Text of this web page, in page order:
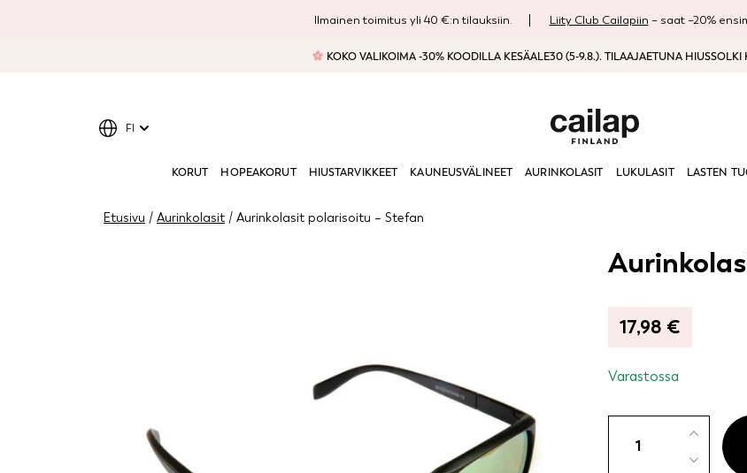
Ilmainen toimitus yli 40 €:n tilauksiin. Liity Club Cailapiin – saat –20%
KOKO VALIKOIMA -30% KOODILLA KESÄALE30 (5-9.8.). TILAAJAETUNA HIUSSOLKI
KORUT HOPEAKORUT HIUSTARVIKKEET KAUNEUSVÄLINEET AURINKOLASIT LUKULASIT LASTEN
FI
Etusivu / Aurinkolasit / Aurinkolasit polarisoitu – Stefan
17,98 €
Varastossa
polarisoitu